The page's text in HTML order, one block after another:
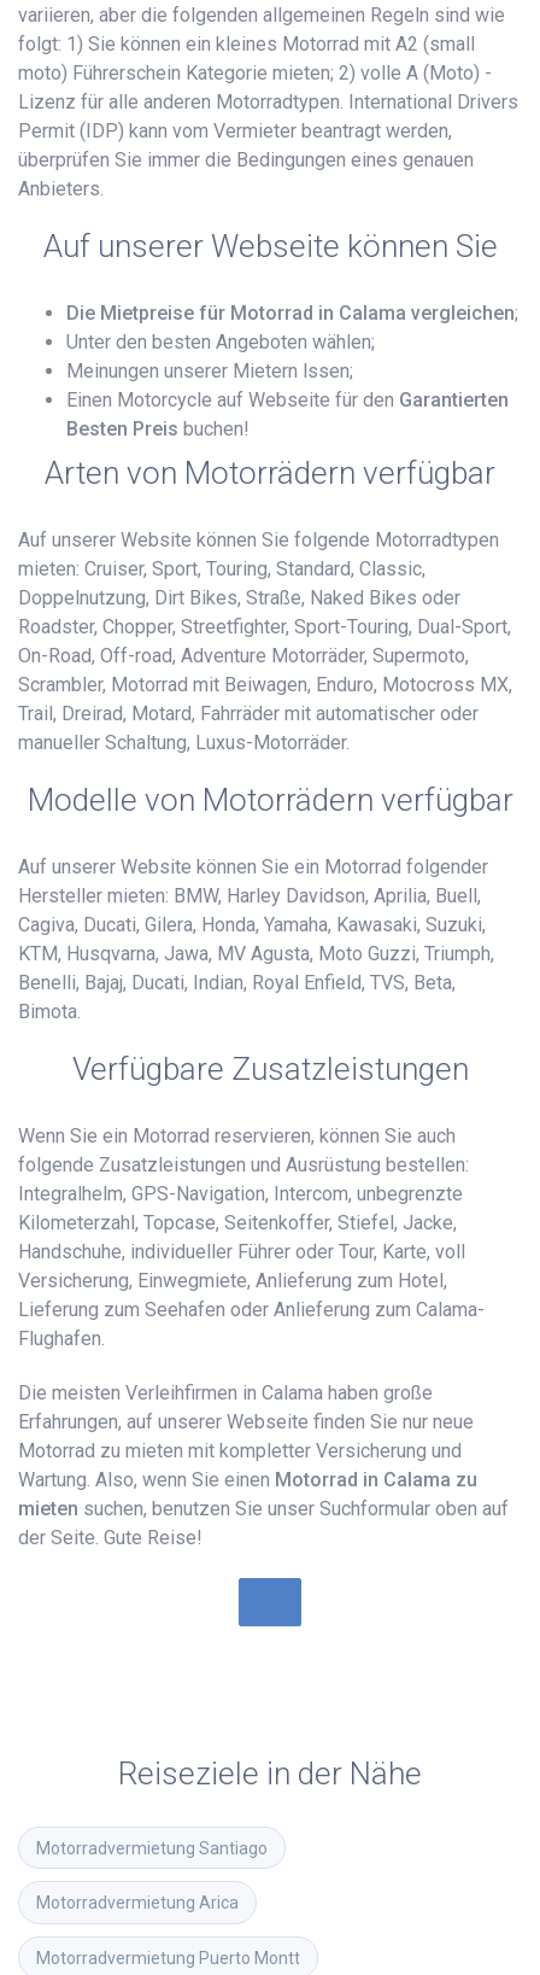
variieren, aber die folgenden allgemeinen Regeln sind wie
folgt: 1) Sie können ein kleines Motorrad mit A2 (small
moto) Führerschein Kategorie mieten; 2) volle A (Moto) -
Lizenz für alle anderen Motorradtypen. International Drivers
Permit (IDP) kann vom Vermieter beantragt werden,
überprüfen Sie immer die Bedingungen eines genauen
Anbieters.
Auf unserer Webseite können Sie
Die Mietpreise für Motorrad in Calama vergleichen;
Unter den besten Angeboten wählen;
Meinungen unserer Mietern lssen;
Einen Motorcycle auf Webseite für den Garantierten
Besten Preis buchen!
Arten von Motorrädern verfügbar
Auf unserer Website können Sie folgende Motorradtypen
mieten: Cruiser, Sport, Touring, Standard, Classic,
Doppelnutzung, Dirt Bikes, Straße, Naked Bikes oder
Roadster, Chopper, Streetfighter, Sport-Touring, Dual-Sport,
On-Road, Off-road, Adventure Motorräder, Supermoto,
Scrambler, Motorrad mit Beiwagen, Enduro, Motocross MX,
Trail, Dreirad, Motard, Fahrräder mit automatischer oder
manueller Schaltung, Luxus-Motorräder.
Modelle von Motorrädern verfügbar
Auf unserer Website können Sie ein Motorrad folgender
Hersteller mieten: BMW, Harley Davidson, Aprilia, Buell,
Cagiva, Ducati, Gilera, Honda, Yamaha, Kawasaki, Suzuki,
KTM, Husqvarna, Jawa, MV Agusta, Moto Guzzi, Triumph,
Benelli, Bajaj, Ducati, Indian, Royal Enfield, TVS, Beta,
Bimota.
Verfügbare Zusatzleistungen
Wenn Sie ein Motorrad reservieren, können Sie auch
folgende Zusatzleistungen und Ausrüstung bestellen:
Integralhelm, GPS-Navigation, Intercom, unbegrenzte
Kilometerzahl, Topcase, Seitenkoffer, Stiefel, Jacke,
Handschuhe, individueller Führer oder Tour, Karte, voll
Versicherung, Einwegmiete, Anlieferung zum Hotel,
Lieferung zum Seehafen oder Anlieferung zum Calama-
Flughafen.
Die meisten Verleihfirmen in Calama haben große
Erfahrungen, auf unserer Webseite finden Sie nur neue
Motorrad zu mieten mit kompletter Versicherung und
Wartung. Also, wenn Sie einen Motorrad in Calama zu
mieten suchen, benutzen Sie unser Suchformular oben auf
der Seite. Gute Reise!
Reiseziele in der Nähe
Motorradvermietung Santiago
Motorradvermietung Arica
Motorradvermietung Puerto Montt